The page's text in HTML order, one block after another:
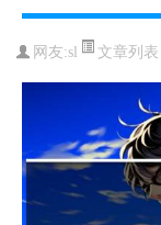
网友:sl 文章列表